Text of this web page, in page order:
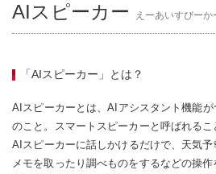
AIスピーカー えーあいすぴーか
「AIスピーカー」とは？
AIスピーカーとは、AIアシスタント機能
のこと。スマートスピーカーと呼ばれるこ
AIスピーカーに話しかけるだけで、天気予
メモを取ったり調べものをするなどの操作